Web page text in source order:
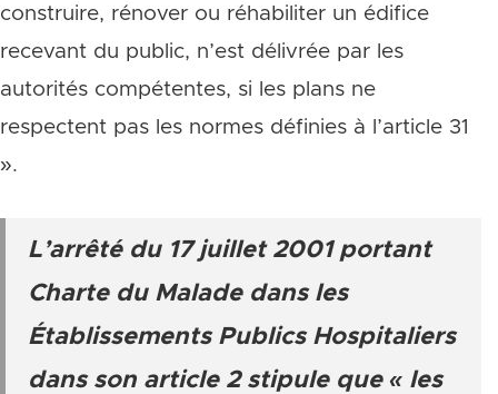
construire, rénover ou réhabiliter un édifice
recevant du public, n’est délivrée par les
autorités compétentes, si les plans ne
respectent pas les normes définies à l’article 31
».
L’arrêté du 17 juillet 2001 portant
Charte du Malade dans les
Établissements Publics Hospitaliers
dans son article 2 stipule que « les